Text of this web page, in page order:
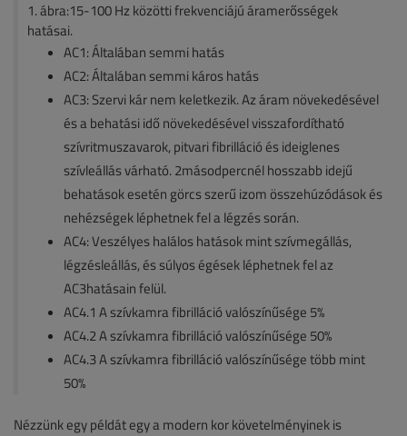
1. ábra:15-100 Hz közötti frekvenciájú áramerősségek
hatásai.
AC1: Általában semmi hatás
AC2: Általában semmi káros hatás
AC3: Szervi kár nem keletkezik. Az áram növekedésével
és a behatási idő növekedésével visszafordítható
szívritmuszavarok, pitvari fibrilláció és ideiglenes
szívleállás várható. 2másodpercnél hosszabb idejű
behatások esetén görcs szerű izom összehúzódások és
nehézségek léphetnek fel a légzés során.
AC4: Veszélyes halálos hatások mint szívmegállás,
légzésleállás, és súlyos égések léphetnek fel az
AC3hatásain felül.
AC4.1 A szívkamra fibrilláció valószínűsége 5%
AC4.2 A szívkamra fibrilláció valószínűsége 50%
AC4.3 A szívkamra fibrilláció valószínűsége több mint
50%
Nézzünk egy példát egy a modern kor követelményinek is